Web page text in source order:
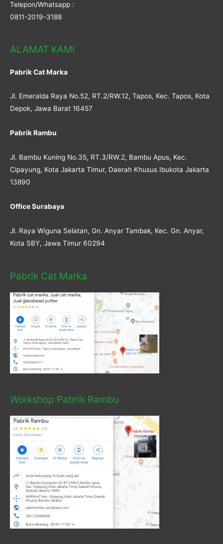
Telepon/Whatsapp :
0811-2019-3188
ALAMAT KAMI
Pabrik Cat Marka
Jl. Emeralda Raya No.52, RT.2/RW.12, Tapos, Kec. Tapos, Kota
Depok, Jawa Barat 16457
Pabrik Rambu
Jl. Bambu Kuning No.35, RT.3/RW.2, Bambu Apus, Kec.
Cipayung, Kota Jakarta Timur, Daerah Khusus Ibukota Jakarta
13890
Office Surabaya
Jl. Raya Wiguna Selatan, Gn. Anyar Tambak, Kec. Gn. Anyar,
Kota SBY, Jawa Timur 60294
Pabrik Cat Marka
Workshop Pabrik Rambu